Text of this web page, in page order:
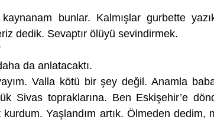
bunlar. Kalmışlar gurbette
dedik. Sevaptır ölüyü sevindirmek.
da anlatacaktı.
Valla kötü bir şey değil. Anamla
Sivas topraklarına. Ben Eskişehir’e
Yaşlandım artık. Ölmeden dedim,